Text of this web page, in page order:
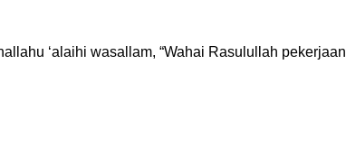
‘alaihi wasallam, “Wahai Rasulullah pekerjaan